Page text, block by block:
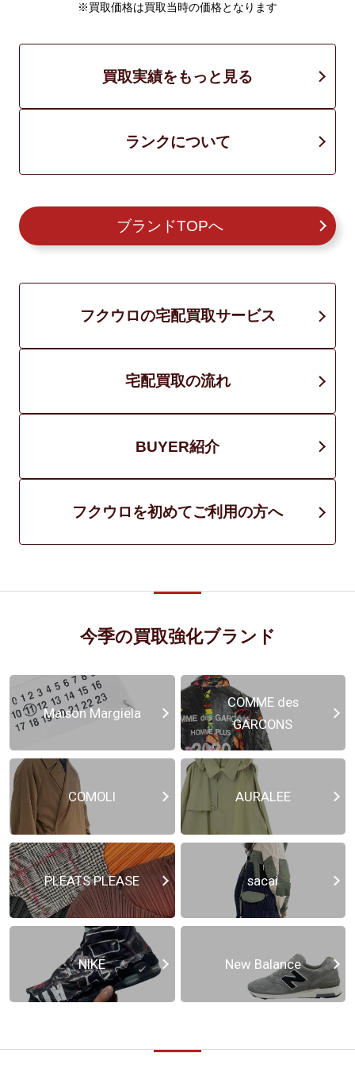
※買取価格は買取当時の価格となります
買取実績をもっと見る
ランクについて
ブランドTOPへ
フクウロの宅配買取サービス
宅配買取の流れ
BUYER紹介
フクウロを初めてご利用の方へ
今季の買取強化ブランド
Maison Margiela
COMME des
GARCONS
COMOLI AURALEE
PLEATS PLEASE sacai
NIKE New Balance